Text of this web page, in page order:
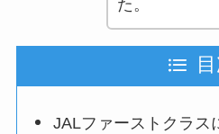
た。
JALファーストクラス